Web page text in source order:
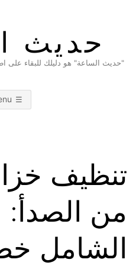
حديث
"حديث الساعة" هو دليلك للبقاء على
تنظيف
من الصدأ:
الشامل